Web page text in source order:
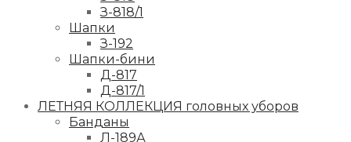
З-818/1
Шапки
З-192
Шапки-бини
Д-817
Д-817/1
ЛЕТНЯЯ КОЛЛЕКЦИЯ головных уборов
Банданы
Л-189А